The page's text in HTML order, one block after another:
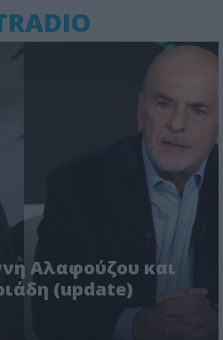
Αλαφούζου και
(update)